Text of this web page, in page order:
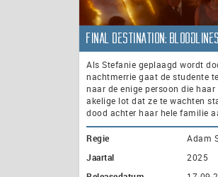
Final Destination:
Als Stefanie geplaagd wordt
nachtmerrie gaat de studente
naar de enige persoon die
akelige lot dat ze te wachten
dood achter haar hele familie
Regie
Adam
Jaartal
2025